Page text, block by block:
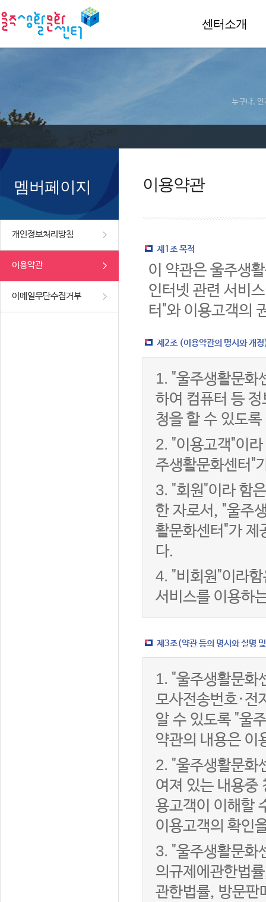
센터소개
누구나, 언
멤버페이지
개인정보처리방침
이용약관
이메일무단수집거부
이용약관
제1조 목적
이 약관은 울주생
인터넷 관련 서비
터"와 이용고객의
제2조 (이용약관의 명시와 개
1. "울주생활문화
하여 컴퓨터 등
청을 할 수 있도
2. "이용고객"이
주생활문화센터"
3. "회원"이라 함
한 자로서, "울주
활문화센터"가 제
다.
4. "비회원"이라
서비스를 이용하
제3조(약관 등의 명시와 설명
1. "울주생활문화
모사전송번호·전
알 수 있도록 "울
약관의 내용은 이
2. "울주생활문화
여져 있는 내용중
용고객이 이해할
이용고객의 확인
3. "울주생활문화
의규제에관한법
관한법률, 방문판